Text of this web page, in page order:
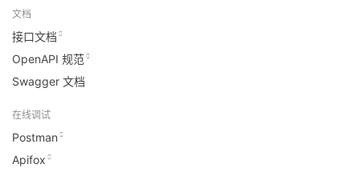
文档
接口文档
OpenAPI 规范
Swagger 文档
在线调试
Postman
Apifox